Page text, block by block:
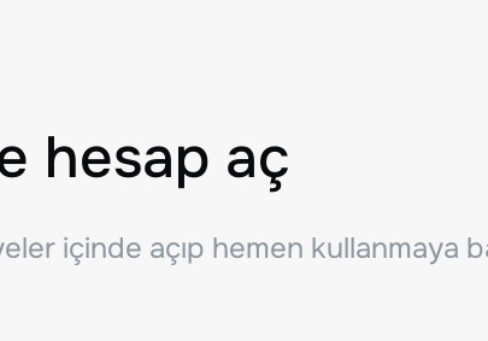
hesap aç
içinde açıp hemen kullanmaya